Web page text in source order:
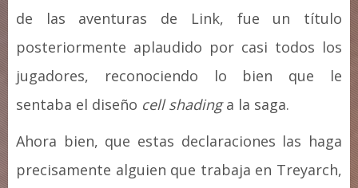
de las aventuras de Link, fue un título
posteriormente aplaudido por casi todos los
jugadores, reconociendo lo bien que le
sentaba el diseño cell shadinga la saga.
Ahora bien, que estas declaraciones las haga
precisamente alguien que trabaja en Treyarch,